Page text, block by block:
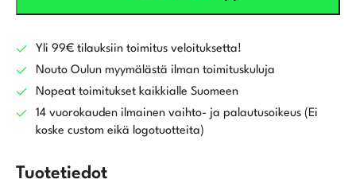
Yli 99€ tilauksiin toimitus veloituksetta!
Nouto Oulun myymälästä ilman toimituskuluja
Nopeat toimitukset kaikkialle Suomeen
14 vuorokauden ilmainen vaihto- ja palautusoikeus (Ei
koske custom eikä logotuotteita)
Tuotetiedot